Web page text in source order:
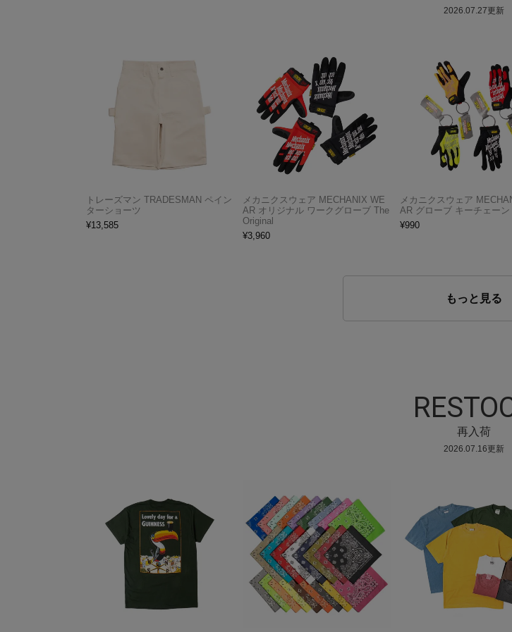
2026.07.27更新
トレーズマン TRADESMAN ペイン
ターショーツ
¥13,585
メカニクスウェア MECHANIX WE
AR オリジナル ワークグローブ The
Original
¥3,960
メカニクスウェア
AR グローブ キーチェーン
¥990
もっと見る
再入荷
2026.07.16更新